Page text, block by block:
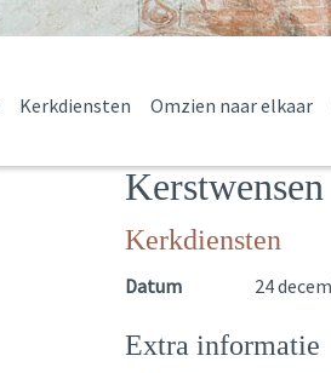
Kerkdiensten Omzien naar elkaar
Kerkdiensten
Datum 24
Extra informatie